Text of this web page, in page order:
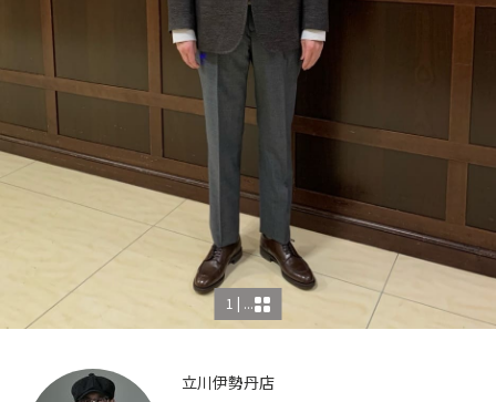
1 | ...
立川伊勢丹店